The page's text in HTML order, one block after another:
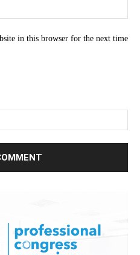
in this browser for the next time